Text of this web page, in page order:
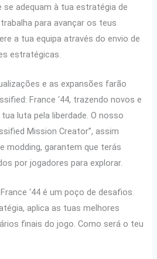
se adequam à tua estratégia de
para avançar os teus
a tua equipa através do envio de
estratégicas.
e as expansões farão
France ‘44, trazendo novos e
luta pela liberdade. O nosso
Mission Creator”, assim
modding, garantem que terás
por jogadores para explorar.
‘44 é um poço de desafios.
aplica as tuas melhores
finais do jogo. Como será o teu